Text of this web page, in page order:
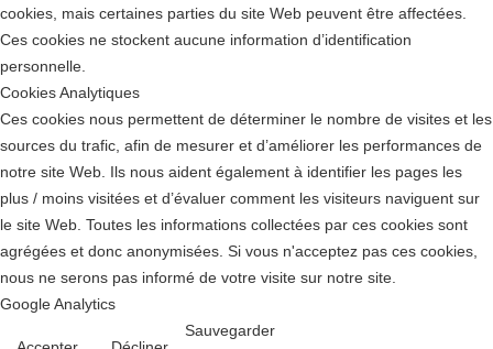
cookies, mais certaines parties du site Web peuvent être affectées.
Ces cookies ne stockent aucune information d’identification
personnelle.
Cookies Analytiques
Ces cookies nous permettent de déterminer le nombre de visites et les
sources du trafic, afin de mesurer et d’améliorer les performances de
notre site Web. Ils nous aident également à identifier les pages les
plus / moins visitées et d’évaluer comment les visiteurs naviguent sur
le site Web. Toutes les informations collectées par ces cookies sont
agrégées et donc anonymisées. Si vous n'acceptez pas ces cookies,
nous ne serons pas informé de votre visite sur notre site.
Google Analytics
Sauvegarder